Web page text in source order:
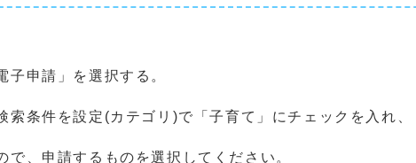
子申請」を選択する。
索条件を設定(カテゴリ)で「子育て」にチェックを入れ
で、申請するものを選択してください。